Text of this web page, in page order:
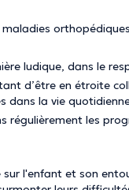
ludique, dans le
d’être en étroite
dans la vie
régulièrement les
l'enfant et son